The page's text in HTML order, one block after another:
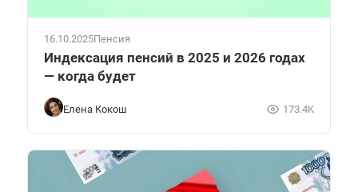
16.10.2025Пенсия
Индексация пенсий в 2025 и 2026 годах
— когда будет
Елена Кокош 173.4K